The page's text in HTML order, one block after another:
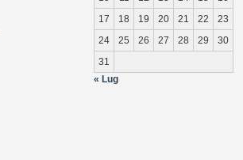
17
18 19 20 21 22
23
24
25 26 27 28 29
30
31
« Lug